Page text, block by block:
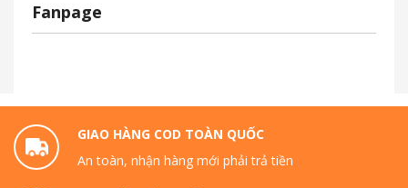
Fanpage
GIAO HÀNG COD TOÀN QUỐC
An toàn, nhận hàng mới phải trả tiền